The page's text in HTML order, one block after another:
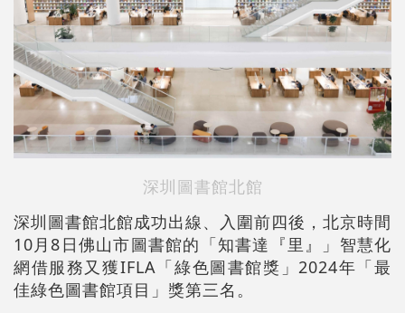
深圳圖書館北館
深圳圖書館北館成功出線、入圍前四後，北京時間
10月8日佛山市圖書館的「知書達『里』」智慧化
網借服務又獲IFLA「綠色圖書館獎」2024年「最
佳綠色圖書館項目」獎第三名。